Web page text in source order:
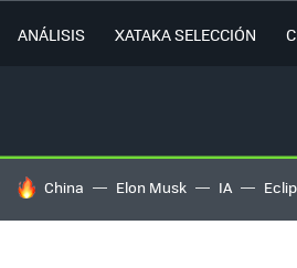
ANÁLISIS XATAKA SELECCIÓN
HOY SE HABLA DE
China Elon Musk IA